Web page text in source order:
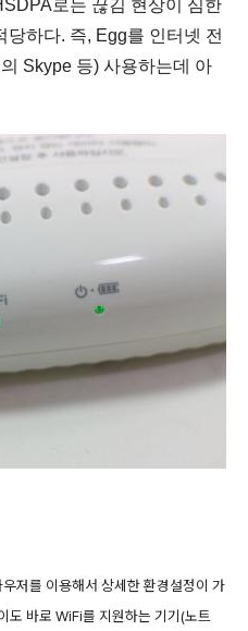
로는 끊김 현상이 심한
하다. 즉, Egg를 인터넷 전
Skype 등) 사용하는데 아
저를 이용해서 상세한 환경설정이 가
도 바로 WiFi를 지원하는 기기(노트